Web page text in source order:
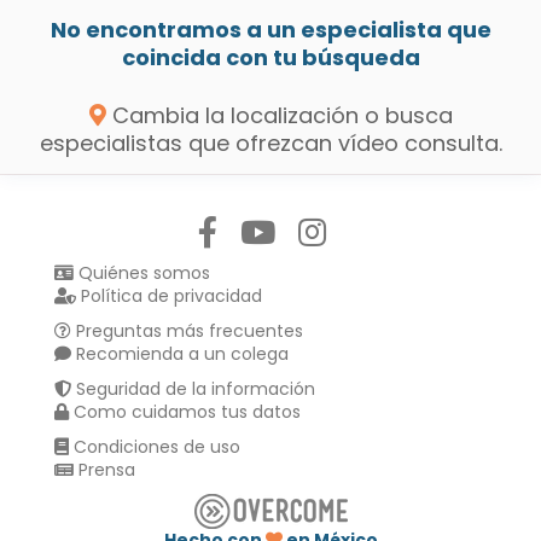
No encontramos a un especialista que
coincida con tu búsqueda
Cambia la localización o busca
especialistas que ofrezcan vídeo consulta.
Quiénes somos
Política de privacidad
Preguntas más frecuentes
Recomienda a un colega
Seguridad de la información
Como cuidamos tus datos
Condiciones de uso
Prensa